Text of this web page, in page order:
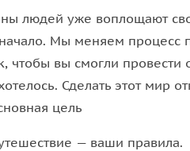
людей уже воплощают
Мы меняем процесс
чтобы вы смогли провести
Сделать этот мир
цель
— ваши правила.